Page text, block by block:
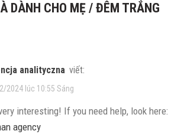
DÀNH CHO MẸ / ĐÊM TRẮNG
analityczna viết:
2024 lúc 10:55 Sáng
interesting! If you need help, look here:
agency